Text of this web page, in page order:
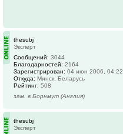
thesubj
Эксперт
Сообщений: 3044
Благодарностей: 2164
Зарегистрирован: 04 июн 2006, 04:22
Откуда: Минск, Беларусь
Рейтинг: 508
зам. в Борнмут (Англия)
thesubj
Эксперт